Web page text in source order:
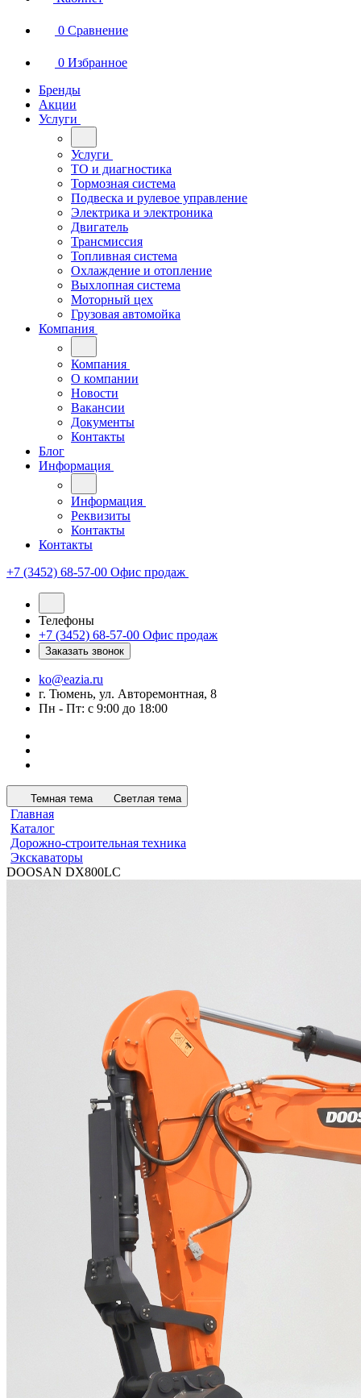
0 Сравнение
0 Избранное
Бренды
Акции
Услуги
Услуги
ТО и диагностика
Тормозная система
Подвеска и рулевое управление
Электрика и электроника
Двигатель
Трансмиссия
Топливная система
Охлаждение и отопление
Выхлопная система
Моторный цех
Грузовая автомойка
Компания
Компания
О компании
Новости
Вакансии
Документы
Контакты
Блог
Информация
Информация
Реквизиты
Контакты
Контакты
+7 (3452) 68-57-00 Офис продаж
Телефоны
+7 (3452) 68-57-00 Офис продаж
Заказать звонок
ko@eazia.ru
г. Тюмень, ул. Авторемонтная, 8
Пн - Пт: с 9:00 до 18:00
Темная тема Светлая тема
Главная
Каталог
Дорожно-строительная техника
Экскаваторы
DOOSAN DX800LC